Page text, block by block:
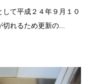
て平成２４年９月１０
切れるため更新の...